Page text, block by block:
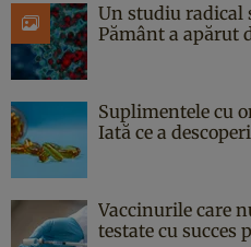
Un studiu radical
Pământ a apărut
Suplimentele cu
Iată ce a
Vaccinurile care
testate cu succes